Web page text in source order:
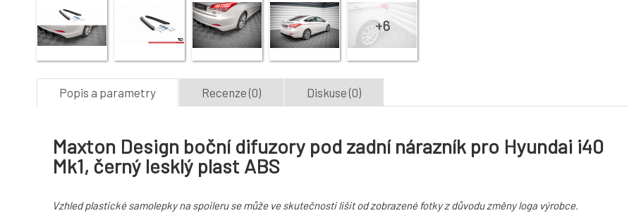
Popis a parametry Recenze (0) Diskuse (0)
Maxton Design boční difuzory pod zadní nárazník pro Hyundai i40
Mk1, černý lesklý plast ABS
Vzhled plastické samolepky na spoileru se může ve skutečnosti lišit od zobrazené fotky z důvodu změny loga výrobce.